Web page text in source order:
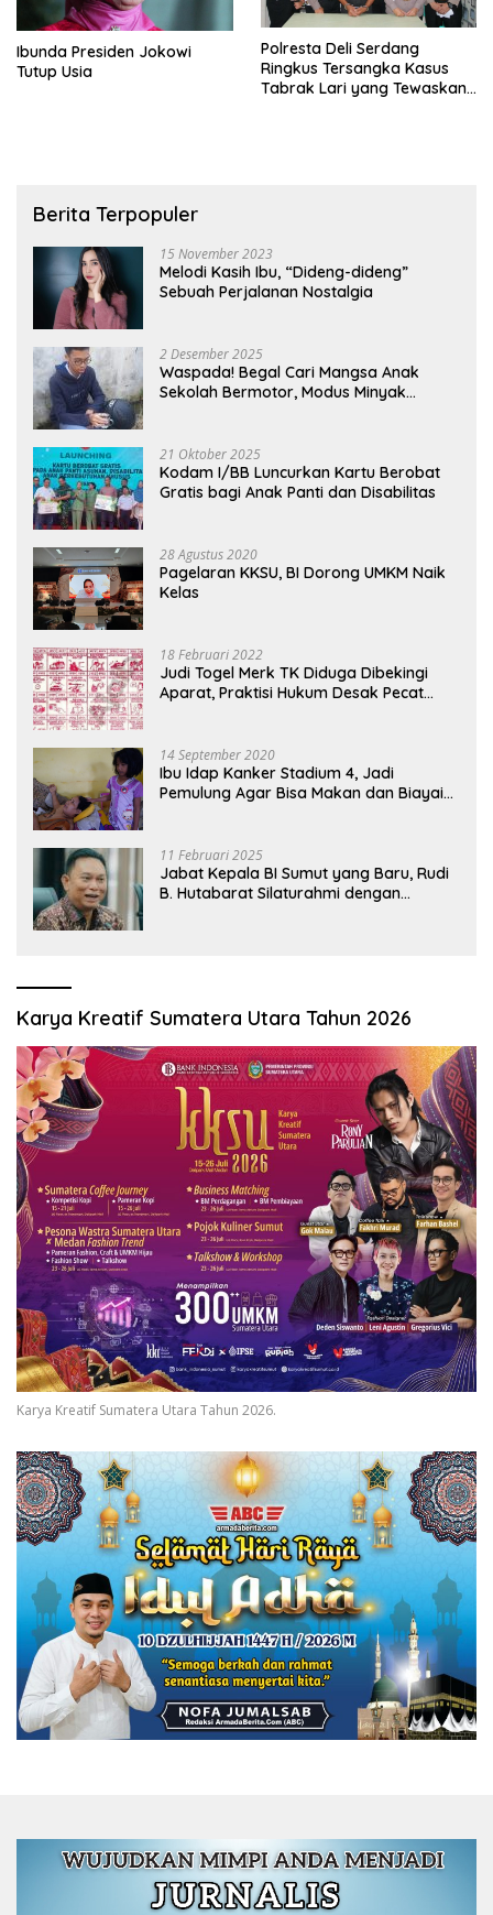
Ibunda Presiden Jokowi
Tutup Usia
Polresta Deli Serdang
Ringkus Tersangka Kasus
Tabrak Lari yang Tewaskan
Berita Terpopuler
15 November 2023
Melodi Kasih Ibu, “Dideng-dideng”
Sebuah Perjalanan Nostalgia
2 Desember 2025
Waspada! Begal Cari Mangsa Anak
Sekolah Bermotor, Modus Minyak
21 Oktober 2025
Kodam I/BB Luncurkan Kartu Berobat
Gratis bagi Anak Panti dan Disabilitas
28 Agustus 2020
Pagelaran KKSU, BI Dorong UMKM Naik
Kelas
18 Februari 2022
Judi Togel Merk TK Diduga Dibekingi
Aparat, Praktisi Hukum Desak Pecat
14 September 2020
Ibu Idap Kanker Stadium 4, Jadi
Pemulung Agar Bisa Makan dan Biayai
11 Februari 2025
Jabat Kepala BI Sumut yang Baru, Rudi
B. Hutabarat Silaturahmi dengan
Karya Kreatif Sumatera Utara Tahun 2026
Karya Kreatif Sumatera Utara Tahun 2026.